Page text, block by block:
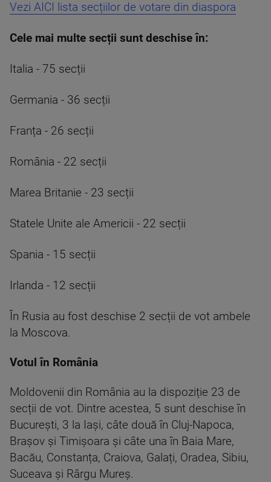
Vezi AICI lista secțiilor de votare din diaspora
Cele mai multe secții sunt deschise în:
Italia - 75 secții
Germania - 36 secții
Franța - 26 secții
România - 22 secții
Marea Britanie - 23 secții
Statele Unite ale Americii - 22 secții
Spania - 15 secții
Irlanda - 12 secții
În Rusia au fost deschise 2 secții de vot ambele
la Moscova.
Votul în România
Moldovenii din România au la dispoziție 23 de
secții de vot. Dintre acestea, 5 sunt deschise în
București, 3 la Iași, câte două în Cluj-Napoca,
Brașov și Timișoara și câte una în Baia Mare,
Bacău, Constanța, Craiova, Galați, Oradea, Sibiu,
Suceava și Rârgu Mureș.